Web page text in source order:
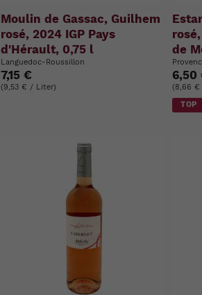
Moulin de Gassac, Guilhem
rosé, 2024 IGP Pays
d'Hérault, 0,75 l
Languedoc-Roussillon
7,15 €
(9,53 € / Liter)
de
6,50
(8,66
TOP